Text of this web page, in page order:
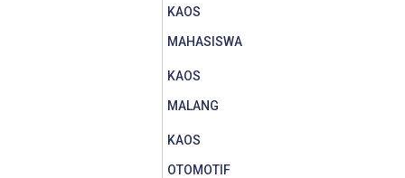
KAOS
MAHASISWA
KAOS
MALANG
KAOS
OTOMOTIF